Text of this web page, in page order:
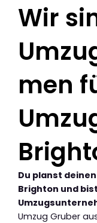
Wir
men
Du planst
Brighton und
Umzug Gruber